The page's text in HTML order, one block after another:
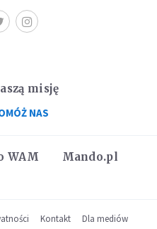
WAM
Mando.pl
misję
NAS
Kontakt Dla mediów